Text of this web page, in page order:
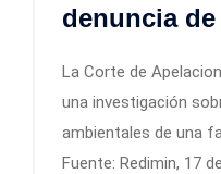
denuncia
La Corte de
una investigación
ambientales de una
Fuente: Redimin, 17